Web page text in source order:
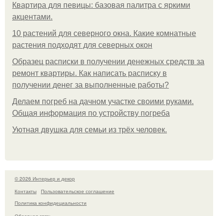
Квартира для певицы: базовая палитра с яркими
акцентами.
10 растений для северного окна. Какие комнатные
растения подходят для северных окон
Образец расписки в получении денежных средств за
ремонт квартиры. Как написать расписку в
получении денег за выполненные работы?
Делаем погреб на дачном участке своими руками.
Общая информация по устройству погреба
Уютная двушка для семьи из трёх человек.
© 2026 Интерьер и декор
Контакты
Пользовательское соглашение
Политика конфидециальности